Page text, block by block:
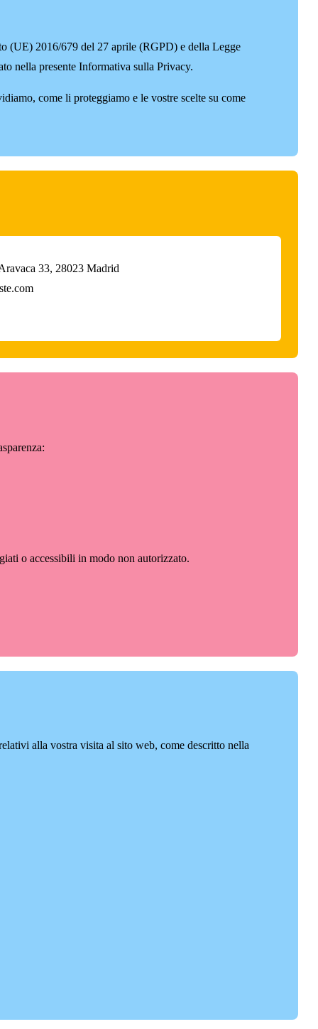
(UE) 2016/679 del 27 aprile (RGPD) e della Legge
nella presente Informativa sulla Privacy.
come li proteggiamo e le vostre scelte su come
33, 28023 Madrid
o accessibili in modo non autorizzato.
alla vostra visita al sito web, come descritto nella